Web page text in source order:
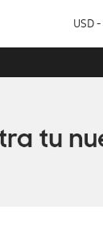
USD -